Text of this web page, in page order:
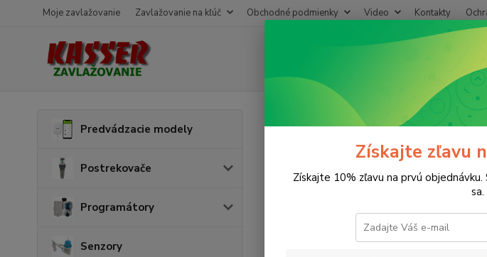
Moje zavlažovanie Zavlažovanie na kľúč Obchodné podmienky Video Kontakty
Predvádzacie modely
Postrekovače
Programátory
Senzory
Plastové, Mosadzné komponenty L-
L-kus 1" voz-vnz
Získajte zľavu
Získajte 10% zľavu na prvú
sa.